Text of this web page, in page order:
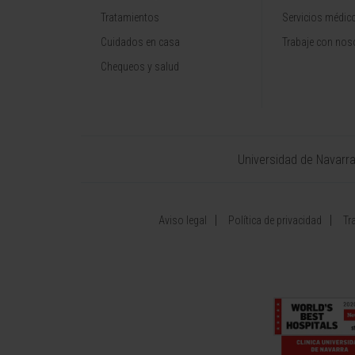
Tratamientos
Cuidados en casa
Chequeos y salud
Servicios
Trabaje con
Universidad de Navarra
Aviso legal Política de privacidad